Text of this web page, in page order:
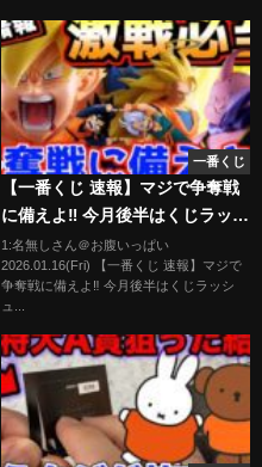
一番くじ
【一番くじ 速報】マジで争奪戦
に備えよ‼︎ 今月後半はくじラッシ
ュ⁉︎ 一番くじ ドラゴンボール
BATTLE OF THE SUPER
SAIYAN 孫悟空 魔人ブウ ワンピ
1:名無しさん＠お腹いっぱい
2026.01.16(Fri) 【一番くじ 速報】マジで
争奪戦に備えよ‼︎ 今月後半はくじラッシ
ュ...